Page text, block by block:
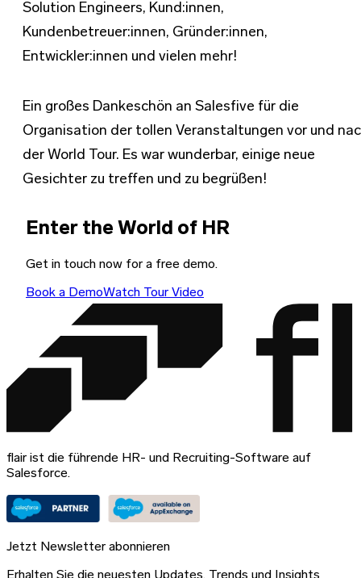
Solution Engineers, Kund:innen,
Kundenbetreuer:innen, Gründer:innen,
Entwickler:innen und vielen mehr!
Ein großes Dankeschön an Salesfive für die
Organisation der tollen Veranstaltungen vor und
der World Tour. Es war wunderbar, einige neue
Gesichter zu treffen und zu begrüßen!
Enter the World of HR
Get in touch now for a free demo.
Book a DemoWatch Tour Video
flair ist die führende HR- und Recruiting-Software auf
Salesforce.
Jetzt Newsletter abonnieren